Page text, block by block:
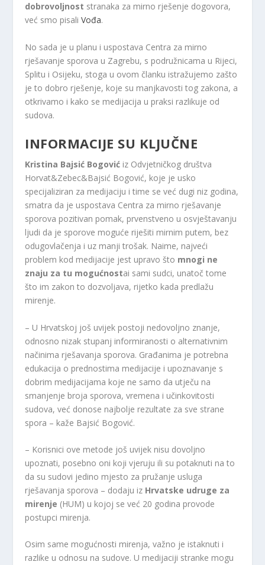
dobrovoljnost stranaka za mirno rješenje dogovora,
već smo pisaliVođa.
No sada je u planu i uspostava Centra za mirno
rješavanje sporova u Zagrebu, s podružnicama u Rijeci,
Splitu i Osijeku, stoga u ovom članku istražujemo zašto
je to dobro rješenje, koje su manjkavosti tog zakona, a
otkrivamo i kako se medijacija u praksi razlikuje od
sudova.
INFORMACIJE SU KLJUČNE
Kristina Bajsić Bogović iz Odvjetničkog društva
Horvat&Zebec&Bajsić Bogović, koje je usko
specijaliziran za medijaciju i time se već dugi niz godina,
smatra da je uspostava Centra za mirno rješavanje
sporova pozitivan pomak, prvenstveno u osvještavanju
ljudi da je sporove moguće riješiti mirnim putem, bez
odugovlačenja i uz manji trošak. Naime, najveći
problem kod medijacije jest upravo što mnogi ne
znaju za tu mogućnostai sami sudci, unatoč tome
što im zakon to dozvoljava, rijetko kada predlažu
mirenje.
– U Hrvatskoj još uvijek postoji nedovoljno znanje,
odnosno nizak stupanj informiranosti o alternativnim
načinima rješavanja sporova. Građanima je potrebna
edukacija o prednostima medijacije i upoznavanje s
dobrim medijacijama koje ne samo da utječu na
smanjenje broja sporova, vremena i učinkovitosti
sudova, već donose najbolje rezultate za sve strane
spora – kaže Bajsić Bogović.
– Korisnici ove metode još uvijek nisu dovoljno
upoznati, posebno oni koji vjeruju ili su potaknuti na to
da su sudovi jedino mjesto za pružanje usluga
rješavanja sporova – dodaju iz Hrvatske udruge za
mirenje (HUM) u kojoj se već 20 godina provode
postupci mirenja.
Osim same mogućnosti mirenja, važno je istaknuti i
razlike u odnosu na sudove. U medijaciji stranke mogu